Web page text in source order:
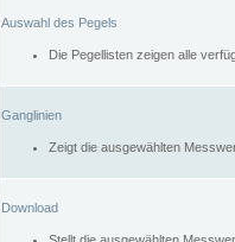
Auswahl des Pegels
Die Pegellisten zeigen alle
Ganglinien
Zeigt die ausgewählten
Download